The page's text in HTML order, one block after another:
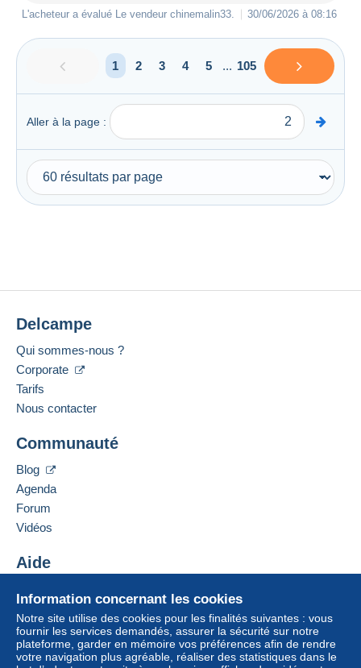
L'acheteur a évalué Le vendeur chinemalin33 30/06/2026 à 08:16
1 2 3 4 5 ... 105
Aller à la page :
Information concernant les cookies
Notre site utilise des cookies pour les finalités suivantes : vous
fournir les services demandés, assurer la sécurité sur notre
plateforme, garder en mémoire vos préférences afin de rendre
votre navigation plus agréable, réaliser des statistiques dans le
Delcampe
Qui sommes-nous ?
Corporate
Tarifs
Nous contacter
Communauté
Blog
Agenda
Forum
Vidéos
Aide
Acheter sur Delcampe
Vendre sur Delcampe
Un site sécurisé